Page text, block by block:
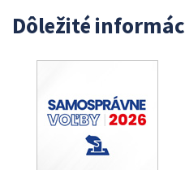
Dôležité